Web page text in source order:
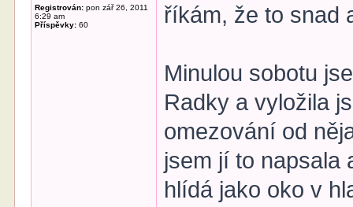
Registrován: pon zář 26, 2011
6:29 am
Příspěvky: 60
říkám, že to snad
Minulou sobotu
Radky a vyložila
omezování od
jsem jí to napsala
hlídá jako oko v